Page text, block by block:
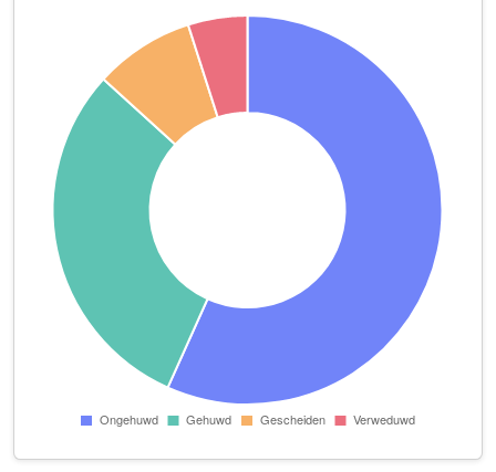
Ambyerstraat Zuid 201
Desolenator B.V.
Koningsplein 11
easyvideomarketing
Scharnerweg 143 A
Emigratiedesk
Schovenlaan 124
Eventels
Adelbert van Scharnlaan B 3
Firma Flamingo
Meerssenerweg 15
Friture Het Trefpunt
Professor Scholsstraat 2